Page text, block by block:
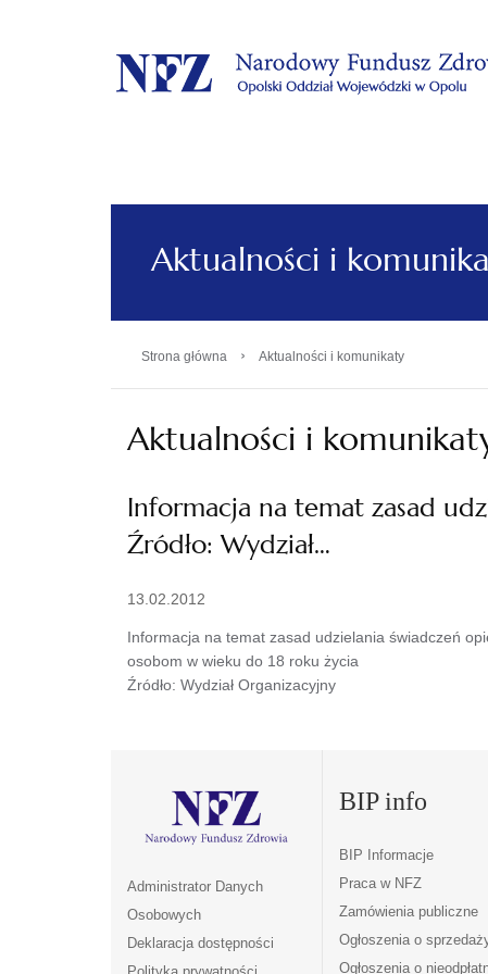
.
Aktualności i
Strona główna › Aktualności i komunikaty
Aktualności i
Informacja na temat zasad
Źródło: Wydział…
13.02.2012
Informacja na temat zasad udzielania świadczeń
osobom w wieku do 18 roku życia
Źródło: Wydział Organizacyjny
Administrator Danych
Osobowych
Deklaracja dostępności
BIP info
BIP Informacje
Praca w NFZ
Zamówienia publiczne
Ogłoszenia o
Ogłoszenia o